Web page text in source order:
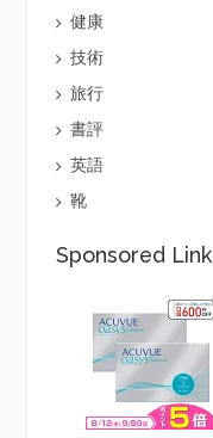
健康
技術
旅行
書評
英語
靴
Sponsored Link